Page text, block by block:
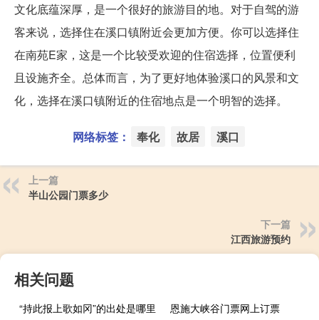
文化底蕴深厚，是一个很好的旅游目的地。对于自驾的游
客来说，选择住在溪口镇附近会更加方便。你可以选择住
在南苑E家，这是一个比较受欢迎的住宿选择，位置便利
且设施齐全。总体而言，为了更好地体验溪口的风景和文
化，选择在溪口镇附近的住宿地点是一个明智的选择。
网络标签： 奉化 故居 溪口
上一篇
半山公园门票多少
下一篇
江西旅游预约
相关问题
“持此报上歌如冈”的出处是哪里
恩施大峡谷门票网上订票